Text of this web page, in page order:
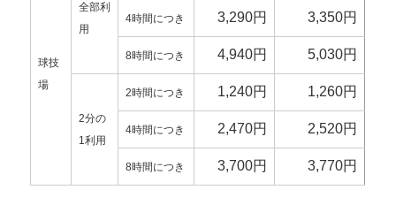
球技
場
全部利
用
4時間につき 3,290円 3,350円
8時間につき 4,940円 5,030円
2分の
1利用
2時間につき 1,240円 1,260円
4時間につき 2,470円 2,520円
8時間につき 3,700円 3,770円